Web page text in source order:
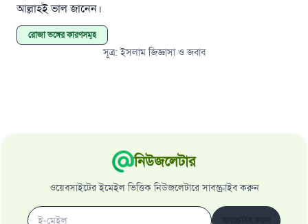
আল্লাহই ভাল জানেন।
রোজা ভঙ্গের কারণসমূহ
সূত্র:ইসলাম জিজ্ঞাসা ও জবাব
নিউজলেটার
ওয়েবসাইটের ইমেইল ভিত্তিক নিউজলেটারে সাবস্ক্রাইব করুন